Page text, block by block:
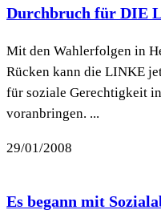
Durchbruch für DIE
Mit den Wahlerfolgen in
Rücken kann die LINKE
für soziale Gerechtigkeit
voranbringen. ...
29/01/2008
Es begann mit